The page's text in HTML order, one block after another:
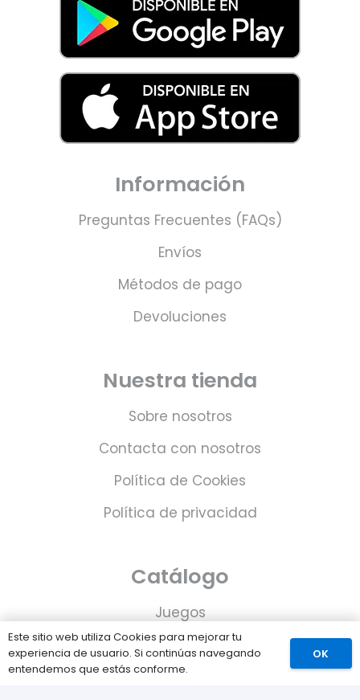
Información
Preguntas Frecuentes (FAQs)
Envíos
Métodos de pago
Devoluciones
Nuestra tienda
Sobre nosotros
Contacta con nosotros
Política de Cookies
Política de privacidad
Catálogo
Juegos
Consolas
Accesorios para tu PS5
Este sitio web utiliza Cookies para mejorar tu
experiencia de usuario. Si continúas navegando
entendemos que estás conforme.
OK